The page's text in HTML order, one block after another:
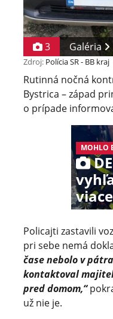
3 Galéria
Zdroj: Polícia SR - BB kraj
Rutinná nočná
Bystrica – západ
o prípade
MOHLO
Policajti zastavili
pri sebe nemá
čase nebolo v
kontaktoval
pred domom,“
už nie je.